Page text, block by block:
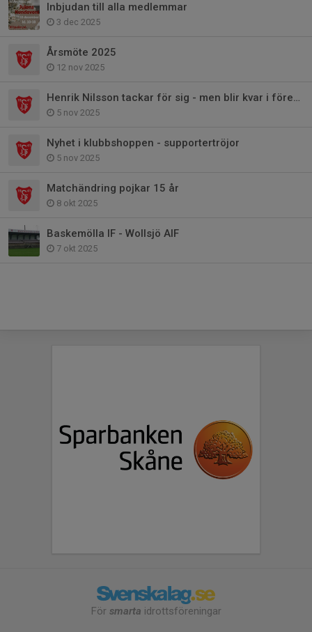
Inbjudan till alla medlemmar
3 dec 2025
Årsmöte 2025
12 nov 2025
Henrik Nilsson tackar för sig - men blir kvar i föreningen
5 nov 2025
Nyhet i klubbshoppen - supportertröjor
5 nov 2025
Matchändring pojkar 15 år
8 okt 2025
Baskemölla IF - Wollsjö AIF
7 okt 2025
För smarta idrottsföreningar